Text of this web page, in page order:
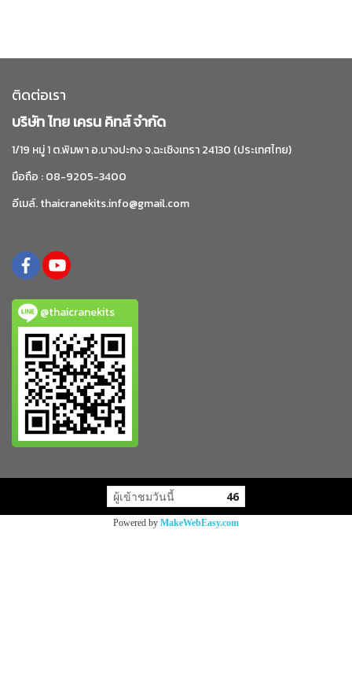
ติดต่อเรา
บริษัท ไทย เครน คิทส์ จำกัด
1/19 หมู่ 1 ต.พิมพา อ.บางปะกง จ.ฉะเชิงเทรา 24130 (ประเทศไทย)
มือถือ : 08-9205-3400
อีเมล์. thaicranekits.info@gmail.com
@thaicranekits
ผู้เข้าชมวันนี้ 46
Powered by MakeWebEasy.com